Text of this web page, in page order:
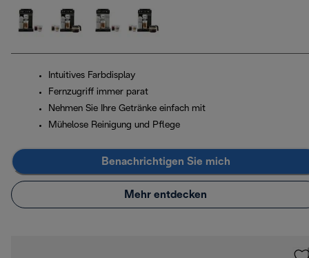
Intuitives Farbdisplay
Fernzugriff immer parat
Nehmen Sie Ihre Getränke einfach mit
Mühelose Reinigung und Pflege
Benachrichtigen Sie mich
Mehr entdecken